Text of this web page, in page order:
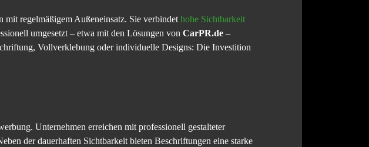
regelmäßigem Außeneinsatz. Sie verbindet hohe Sichtbarkeit
umgesetzt – etwa mit den Lösungen von CarPR.de –
Vollverklebung oder individuelle Designs: Die Investition
Unternehmen erreichen mit professionell gestalteter
der dauerhaften Sichtbarkeit bieten Beschriftungen eine starke